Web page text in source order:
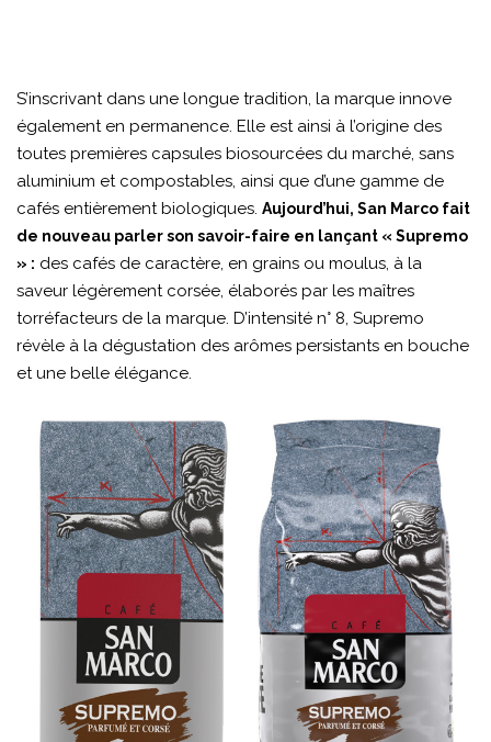
S’inscrivant dans une longue tradition, la marque innove
également en permanence. Elle est ainsi à l’origine des
toutes premières capsules biosourcées du marché, sans
aluminium et compostables, ainsi que d’une gamme de
cafés entièrement biologiques. Aujourd’hui, San Marco fait
de nouveau parler son savoir-faire en lançant « Supremo
» : des cafés de caractère, en grains ou moulus, à la
saveur légèrement corsée, élaborés par les maîtres
torréfacteurs de la marque. D’intensité n° 8, Supremo
révèle à la dégustation des arômes persistants en bouche
et une belle élégance.